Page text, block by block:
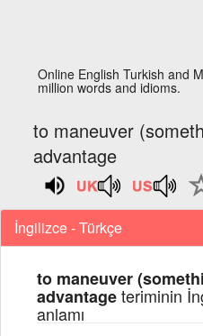
Online English Turkish and
million words and idioms.
to maneuver
advantage
İngilizce - Türkçe
to maneuver
advantageteriminin
anlamı